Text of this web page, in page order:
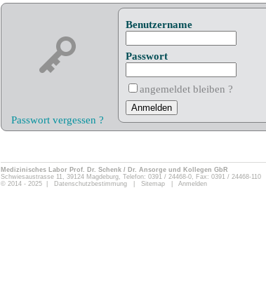
Benutzername
Passwort
angemeldet bleiben ?
Passwort vergessen ?
Medizinisches Labor Prof. Dr. Schenk / Dr. Ansorge und Kollegen GbR
Schwiesaustrasse 11, 39124 Magdeburg, Telefon: 0391 / 24468-0, Fax: 0391 / 24468-110
© 2014 - 2025 | Datenschutzbestimmung Sitemap Anmelden